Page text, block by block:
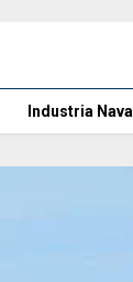
Industria Naval